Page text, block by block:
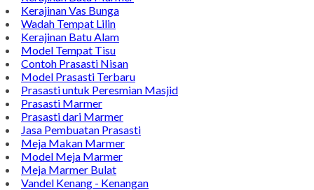
Kerajinan Vas Bunga
Wadah Tempat Lilin
Kerajinan Batu Alam
Model Tempat Tisu
Contoh Prasasti Nisan
Model Prasasti Terbaru
Prasasti untuk Peresmian Masjid
Prasasti Marmer
Prasasti dari Marmer
Jasa Pembuatan Prasasti
Meja Makan Marmer
Model Meja Marmer
Meja Marmer Bulat
Vandel Kenang - Kenangan